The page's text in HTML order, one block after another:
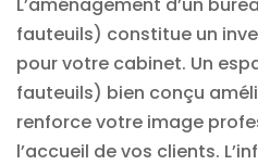
fauteuils) constitue un
pour votre cabinet. Un
fauteuils) bien conçu
renforce votre image
l’accueil de vos clients. L’